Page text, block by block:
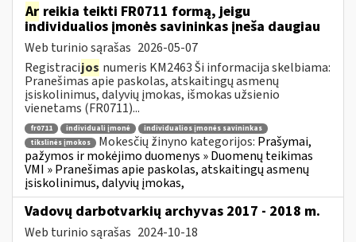
Ar reikia teikti FR0711 formą, jeigu
individualios įmonės savininkas įneša daugiau
Web turinio sąrašas 2026-05-07
Registracijos numeris KM2463 Ši informacija skelbiama:
Pranešimas apie paskolas, atskaitingų asmenų
įsiskolinimus, dalyvių įmokas, išmokas užsienio
vienetams (FR0711)...
fr0711 individuali įmonė
individualios įmonės savininkas
tikslinės įmokos
Mokesčių žinyno kategorijos: Prašymai,
pažymos ir mokėjimo duomenys » Duomenų teikimas
VMI » Pranešimas apie paskolas, atskaitingų asmenų
įsiskolinimus, dalyvių įmokas,
Vadovų darbotvarkių archyvas 2017 - 2018 m.
Web turinio sąrašas 2024-10-18